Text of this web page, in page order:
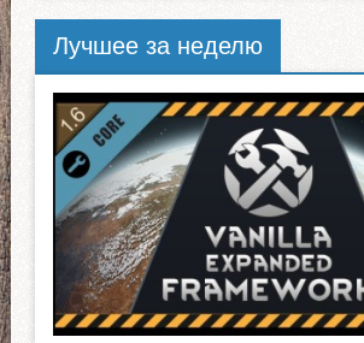
Лучшее за неделю